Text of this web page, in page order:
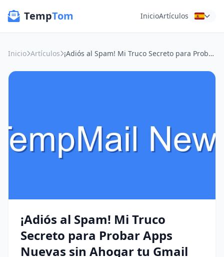
TempTom InicioArtículos
Inicio Artículos ¡Adiós al Spam! Mi Truco Secreto para Probar Apps Nuevas sin Ahogar tu Gmail
¡Adiós al Spam! Mi Truco
Secreto para Probar Apps
Nuevas sin Ahogar tu Gmail